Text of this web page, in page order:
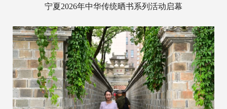
宁夏2026年中华传统晒书系列活动启幕